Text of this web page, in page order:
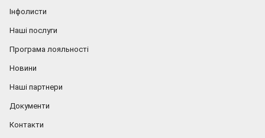
Інфолисти
Наші послуги
Програма лояльності
Новини
Наші партнери
Документи
Контакти